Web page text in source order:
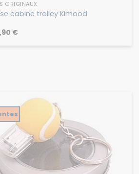
ORIGINAUX
cabine trolley Kimood
€